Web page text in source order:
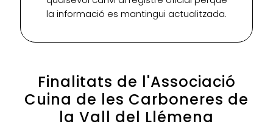
la informació es mantingui actualitzada.
Finalitats de l'Associació
Cuina de les Carboneres de
la Vall del Llémena